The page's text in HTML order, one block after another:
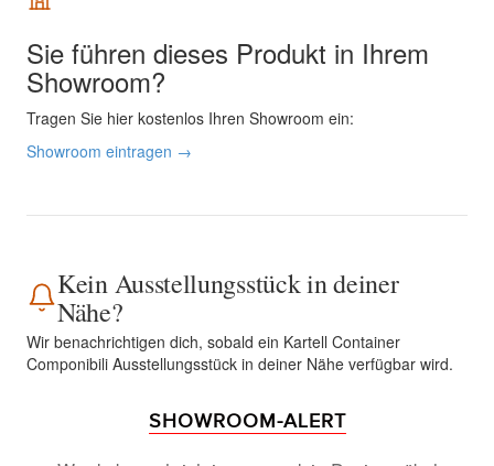
Sie führen dieses Produkt in Ihrem
Showroom?
Tragen Sie hier kostenlos Ihren Showroom ein:
Showroom eintragen →
Kein Ausstellungsstück in deiner
Nähe?
Wir benachrichtigen dich, sobald ein Kartell Container
Componibili Ausstellungsstück in deiner Nähe verfügbar wird.
SHOWROOM-ALERT